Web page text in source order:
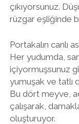
çıkıyorsunuz.
rüzgar eşliğinde
Portakalın canlı
Her yudumda,
içiyormuşsunuz
yumuşak ve tatlı
Bu dört meyve,
çalışarak,
oluşturuyor.